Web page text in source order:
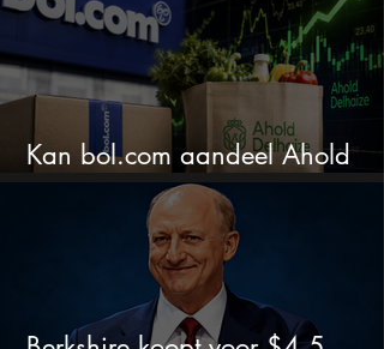
Kan bol.com aandeel Ahold
nieuw leven inblazen?